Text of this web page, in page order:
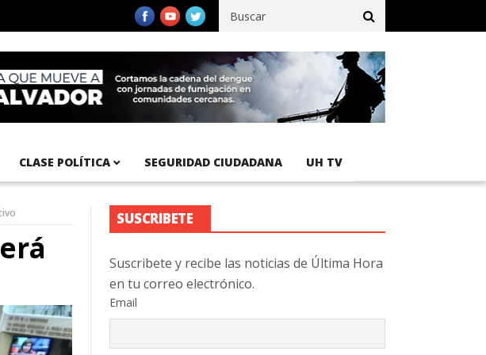
Internacional del Pacífico registra 92 % de avance en obras de terracería
CLASE POLÍTICA SEGURIDAD CIUDADANA UH TV
SUSCRIBETE
Suscribete y recibe las noticias de Última Hora
en tu correo electrónico.
Email